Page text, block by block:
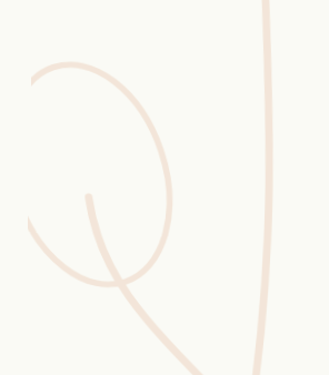
Blüten-Finder
Phänologie-Radar
Vogelstimmen
Gartenplaner
Düngeberater